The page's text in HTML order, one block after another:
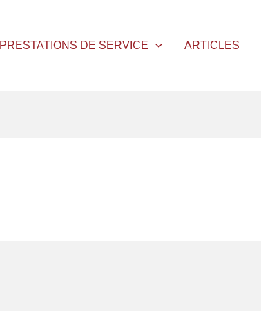
PRESTATIONS DE SERVICE ARTICLES